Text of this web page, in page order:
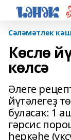
Сәләмәтлек
Көслө
көлсә
Әлеге
йүтәлегеҙ
буласаҡ: 1
гәрсис
һеркәһе